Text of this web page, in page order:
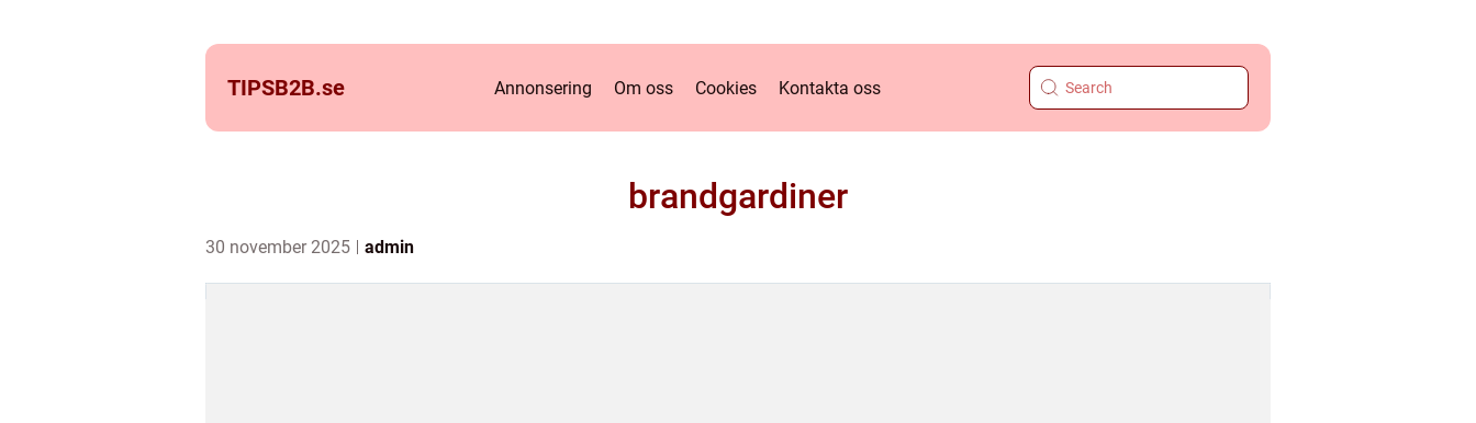
TIPSB2B.se Annonsering Om oss Cookies Kontakta oss
brandgardiner
30 november 2025 admin